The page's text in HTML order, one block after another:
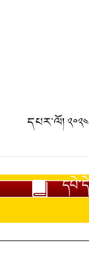
དཔར་ལོ། ༢༠༢༤